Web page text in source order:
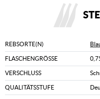
REBSORTE(N)
FLASCHENGRÖSSE
VERSCHLUSS
QUALITÄTSSTUFE